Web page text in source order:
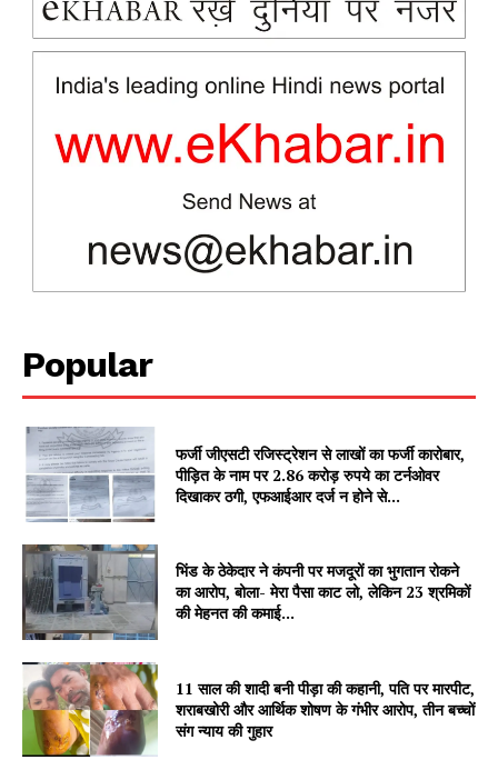
Company
About
Contact us
My account
Popular
फर्जी जीएसटी रजिस्ट्रेशन से लाखों का फर्जी कारोबार,
पीड़ित के नाम पर 2.86 करोड़ रुपये का टर्नओवर
दिखाकर ठगी, एफआईआर दर्ज न होने से...
भिंड के ठेकेदार ने कंपनी पर मजदूरों का भुगतान रोकने
का आरोप, बोला- मेरा पैसा काट लो, लेकिन 23 श्रमिकों
की मेहनत की कमाई...
11 साल की शादी बनी पीड़ा की कहानी, पति पर मारपीट,
शराबखोरी और आर्थिक शोषण के गंभीर आरोप, तीन बच्चों
संग न्याय की गुहार